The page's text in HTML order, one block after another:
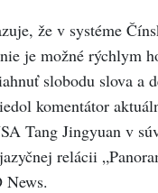
že v systéme
je možné rýchlym
slobodu slova a
komentátor
Tang Jingyuan v
relácii